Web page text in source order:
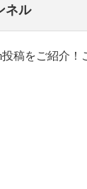
ネル
投稿をご紹介！